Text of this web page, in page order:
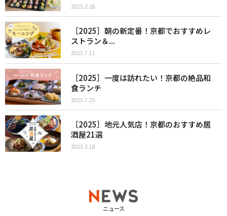
2025.2.28
［2025］朝の新定番！京都でおすすめレ
ストラン＆...
2025.7.11
［2025］一度は訪れたい！京都の絶品和
食ランチ
2025.7.25
［2025］地元人気店！京都のおすすめ居
酒屋21選
2025.3.18
ニュース